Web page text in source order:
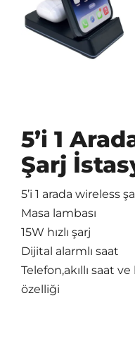
5’i 1
Şarj
5’i 1 arada wireless
Masa lambası
15W hızlı şarj
Dijital alarmlı saat
Telefon,akıllı saat
özelliği